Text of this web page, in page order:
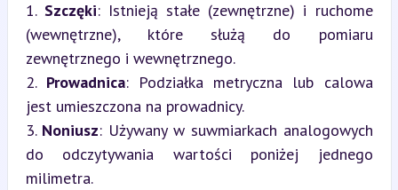
1. Szczęki: Istnieją stałe (zewnętrzne) i ruchome
(wewnętrzne), które służą do pomiaru
zewnętrznego i wewnętrznego.
2. Prowadnica: Podziałka metryczna lub calowa
jest umieszczona na prowadnicy.
3. Noniusz: Używany w suwmiarkach analogowych
do odczytywania wartości poniżej jednego
milimetra.